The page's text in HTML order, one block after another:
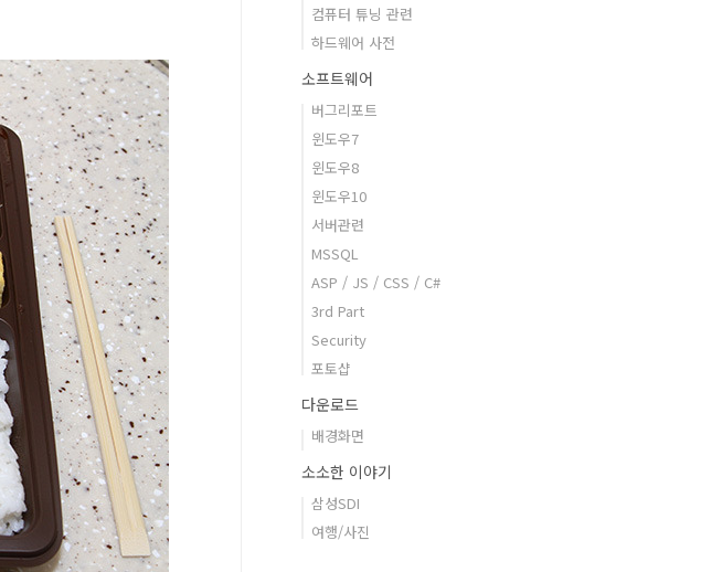
컴퓨터 튜닝 관련
하드웨어 사전
소프트웨어
버그리포트
윈도우7
윈도우8
윈도우10
서버관련
MSSQL
ASP / JS / CSS / C#
3rd Part
Security
포토샵
다운로드
배경화면
소소한 이야기
삼성SDI
여행/사진